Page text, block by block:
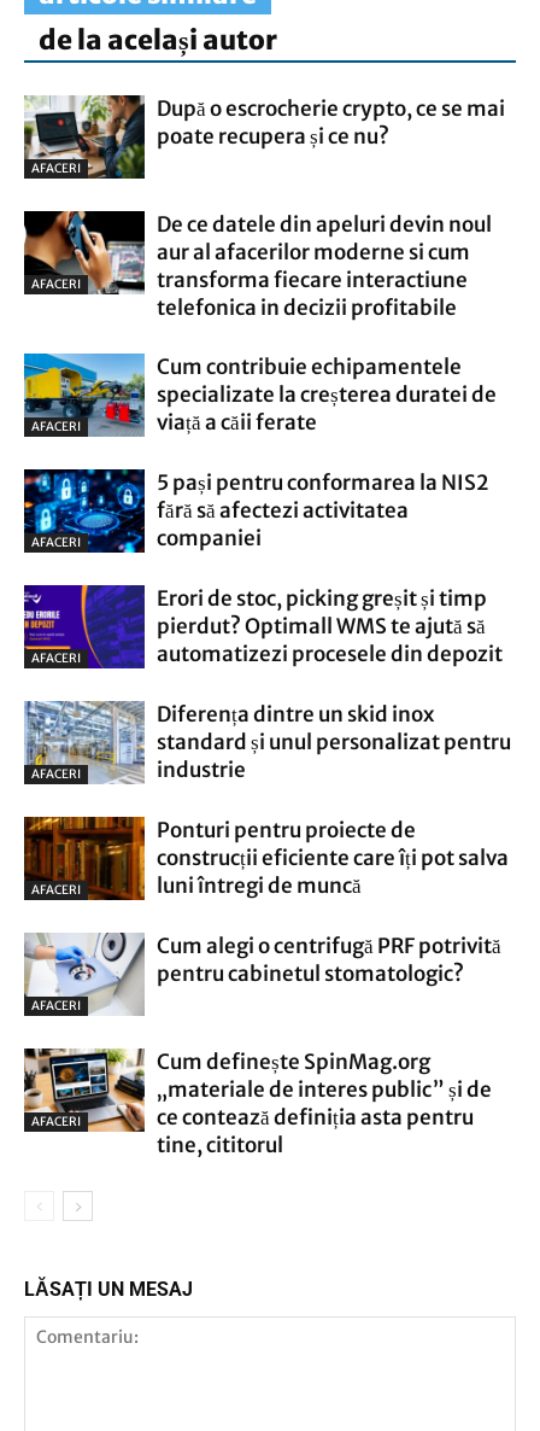
de la același autor
AFACERI
După o escrocherie crypto, ce se mai
poate recupera și ce nu?
AFACERI
De ce datele din apeluri devin noul
aur al afacerilor moderne si cum
transforma fiecare interactiune
telefonica in decizii profitabile
AFACERI
Cum contribuie echipamentele
specializate la creșterea duratei de
viață a căii ferate
AFACERI
5 pași pentru conformarea la NIS2
fără să afectezi activitatea
companiei
AFACERI
Erori de stoc, picking greșit și timp
pierdut? Optimall WMS te ajută să
automatizezi procesele din depozit
AFACERI
Diferența dintre un skid inox
standard și unul personalizat pentru
industrie
AFACERI
Ponturi pentru proiecte de
construcții eficiente care îți pot salva
luni întregi de muncă
AFACERI
Cum alegi o centrifugă PRF potrivită
pentru cabinetul stomatologic?
AFACERI
Cum definește SpinMag.org
„materiale de interes public” și de
ce contează definiția asta pentru
tine, cititorul
LĂSAȚI UN MESAJ